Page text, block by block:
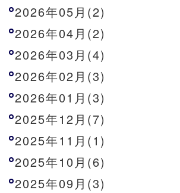
2026年05月(2)
2026年04月(2)
2026年03月(4)
2026年02月(3)
2026年01月(3)
2025年12月(7)
2025年11月(1)
2025年10月(6)
2025年09月(3)